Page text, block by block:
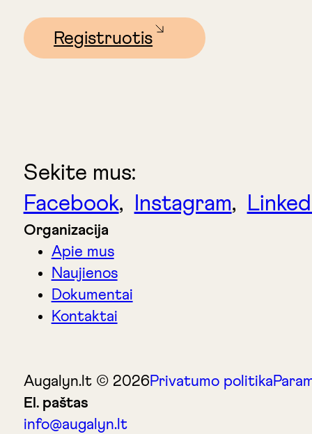
Registruotis
Sekite mus:
Facebook, Instagram,
Organizacija
Apie mus
Naujienos
Dokumentai
Kontaktai
Augalyn.lt © 2026Privatumo politika
El. paštas
info@augalyn.lt